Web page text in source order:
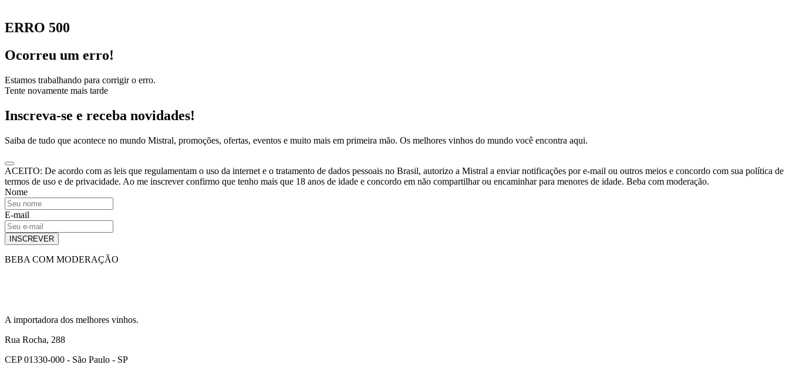
ERRO 500
Ocorreu um erro!
Estamos trabalhando para corrigir o erro.
Tente novamente mais tarde
Inscreva-se e receba novidades!
Saiba de tudo que acontece no mundo Mistral, promoções, ofertas, eventos e muito mais em primeira mão. Os melhores vinhos do mundo você encontra aqui.
ACEITO: De acordo com as leis que regulamentam o uso da internet e o tratamento de dados pessoais no Brasil, autorizo a Mistral a enviar notificações por e-mail ou outros meios e concordo com sua política de
termos de uso e de privacidade. Ao me inscrever confirmo que tenho mais que 18 anos de idade e concordo em não compartilhar ou encaminhar para menores de idade. Beba com moderação.
Nome
E-mail
INSCREVER
BEBA COM MODERAÇÃO
A importadora dos melhores vinhos.
Rua Rocha, 288
CEP 01330-000 - São Paulo - SP